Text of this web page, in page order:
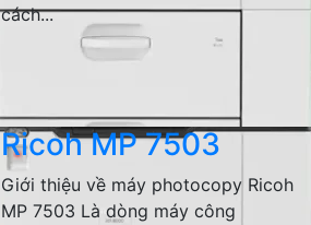
cách...
Ricoh MP 7503
Giới thiệu về máy photocopy Ricoh
MP 7503 Là dòng máy công